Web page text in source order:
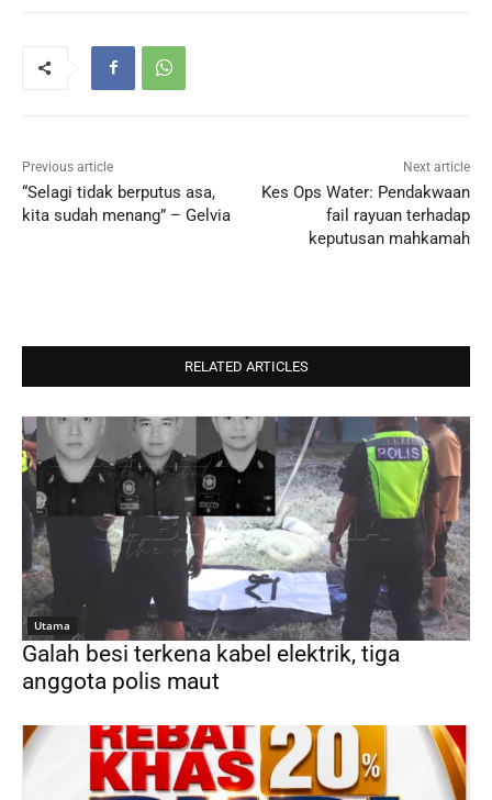
Previous article
“Selagi tidak berputus asa,
kita sudah menang” – Gelvia
Next article
Kes Ops Water: Pendakwaan
fail rayuan terhadap
keputusan mahkamah
RELATED ARTICLES
Utama
Galah besi terkena kabel elektrik, tiga
anggota polis maut